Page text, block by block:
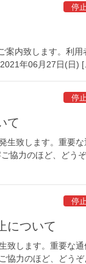
停
案内致します。利用
2021年06月27日(日)
停
て
生致します。重要な
協力のほど、どう
停
について
致します。重要な通
協力のほど、どうぞ